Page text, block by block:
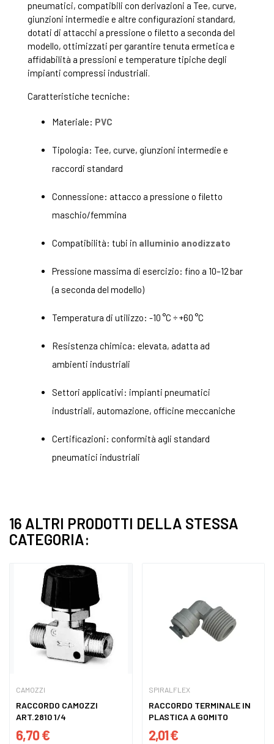
pneumatici, compatibili con derivazioni a Tee, curve,
giunzioni intermedie e altre configurazioni standard,
dotati di attacchi a pressione o filetto a seconda del
modello, ottimizzati per garantire tenuta ermetica e
affidabilità a pressioni e temperature tipiche degli
impianti compressi industriali.
Caratteristiche tecniche:
Materiale: PVC
Tipologia: Tee, curve, giunzioni intermedie e
raccordi standard
Connessione: attacco a pressione o filetto
maschio/femmina
Compatibilità: tubi in alluminio anodizzato
Pressione massima di esercizio: fino a 10–12 bar
(a seconda del modello)
Temperatura di utilizzo: -10 °C ÷ +60 °C
Resistenza chimica: elevata, adatta ad
ambienti industriali
Settori applicativi: impianti pneumatici
industriali, automazione, officine meccaniche
Certificazioni: conformità agli standard
pneumatici industriali
16 ALTRI PRODOTTI DELLA STESSA
CATEGORIA:
CAMOZZI
RACCORDO CAMOZZI
ART.2810 1/4
6,70 €
SPIRALFLEX
RACCORDO TERMINALE IN
PLASTICA A GOMITO
2,01 €